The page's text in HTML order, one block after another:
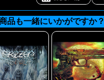
品も一緒にいかがですか？